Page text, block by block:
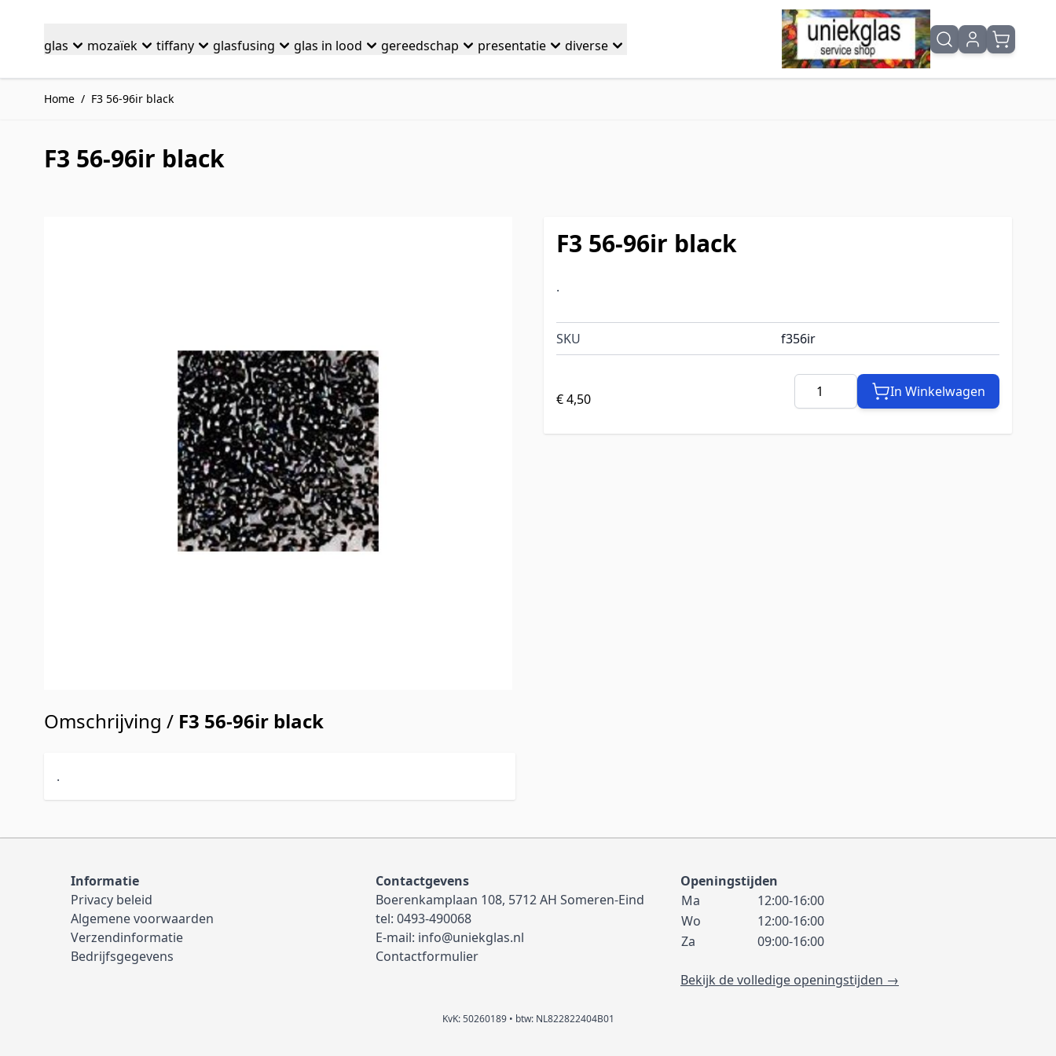
glas mozaïek tiffany glasfusing glas in lood gereedschap presentatie diverse
Home / F3 56-96ir black
F3 56-96ir black
F3 56-96ir black
.
SKU f356ir
€ 4,50
Aantal In Winkelwagen
Omschrijving / F3 56-96ir black
.
Informatie
Privacy beleid
Algemene voorwaarden
Verzendinformatie
Bedrijfsgegevens
Contactgevens
Boerenkamplaan 108, 5712 AH Someren-Eind
tel: 0493-490068
E-mail: info@uniekglas.nl
Contactformulier
Openingstijden
Ma
12:00-16:00
Wo
12:00-16:00
Za
09:00-16:00
Bekijk de volledige openingstijden →
KvK: 50260189 • btw: NL822822404B01